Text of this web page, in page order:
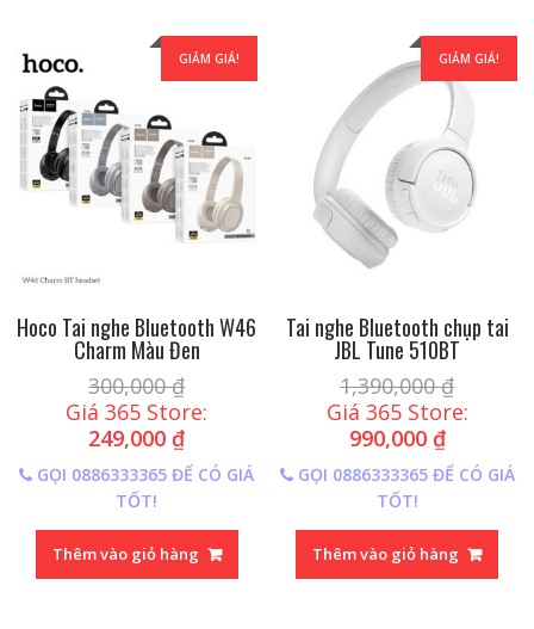
GIẢM GIÁ!
Hoco Tai nghe Bluetooth W46
Charm Màu Đen
300,000₫
Giá 365 Store:
249,000 ₫
GỌI 0886333365 ĐỂ CÓ GIÁ
TỐT!
Thêm vào giỏ hàng
GIẢM GIÁ!
Tai nghe Bluetooth chụp tai
JBL Tune 510BT
1,390,000₫
Giá 365 Store:
990,000 ₫
GỌI 0886333365 ĐỂ CÓ GIÁ
TỐT!
Thêm vào giỏ hàng